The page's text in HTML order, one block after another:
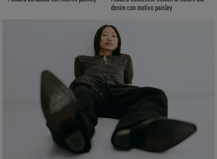
denim con motivo paisley